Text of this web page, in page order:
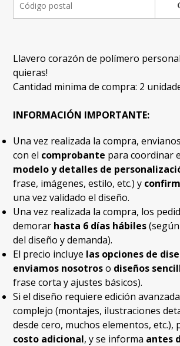
Llavero corazón de polímero
quieras!
Cantidad minima de compra: 2
INFORMACIÓN IMPORTANTE:
Una vez realizada la compra,
con el comprobante para coordinar
modelo y detalles de
frase, imágenes, estilo, etc.) y
una vez validado el diseño.
Una vez realizada la compra, los
demorar hasta 6 días hábiles
del diseño y demanda).
El precio incluye las opciones de
enviamos nosotroso diseños
frase corta y ajustes básicos).
Si el diseño requiere edición
complejo (montajes, ilustraciones
desde cero, muchos elementos, etc.),
costo adicional, y se informa antes